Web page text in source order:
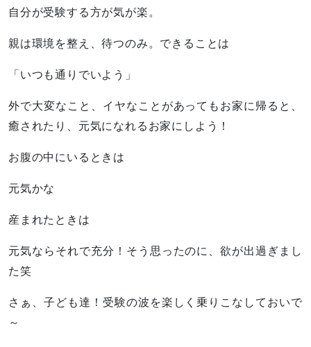
自分が受験する方が気が楽。
親は環境を整え、待つのみ。できることは
「いつも通りでいよう」
外で大変なこと、イヤなことがあってもお家に帰ると、
癒されたり、元気になれるお家にしよう！
お腹の中にいるときは
元気かな
産まれたときは
元気ならそれで充分！そう思ったのに、欲が出過ぎまし
た笑
さぁ、子ども達！受験の波を楽しく乗りこなしておいで
～